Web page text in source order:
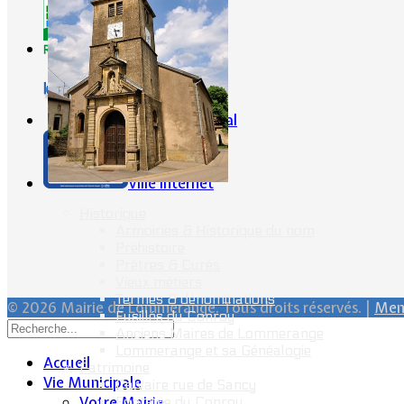
Termes & dénominations
Fusillés du Conroy
Anciens Maires de Lommerange
Patrimoine
Calvaire rue de Sancy
CG57
Conseil Régional
Ville Internet
© 2026 Mairie de Lommerange. Tous droits réservés. |
Accueil
Vie Municipale